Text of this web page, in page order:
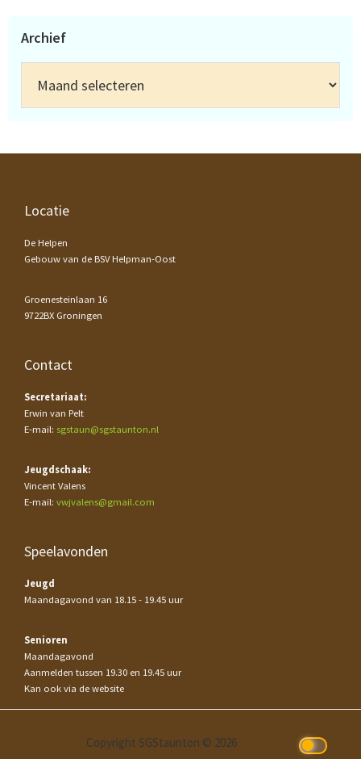
Archief
Footer
Locatie
De Helpen
Gebouw van de BSV Helpman-Oost
Groenesteinlaan 16
9722BX Groningen
Contact
Secretariaat:
Erwin van Pelt
E-mail: sgstaun@sgstaunton.nl
Jeugdschaak:
Vincent Valens
E-mail: vwjvalens@gmail.com
Speelavonden
Jeugd
Maandagavond van 18.15 - 19.45 uur
Senioren
Maandagavond
Aanmelden tussen 19.30 en 19.45 uur
Kan ook via de website
Copyright SGStaunton © 2026